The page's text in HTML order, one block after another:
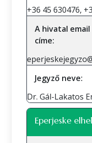
+36 45 630476,
A hivatal email
címe:
Jegyző neve:
Dr. Gál-Lakatos
Eperjeske